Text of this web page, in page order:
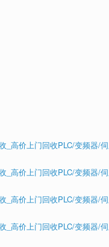
_高价上门回收PLC/变频器/
_高价上门回收PLC/变频器/
_高价上门回收PLC/变频器/
_高价上门回收PLC/变频器/